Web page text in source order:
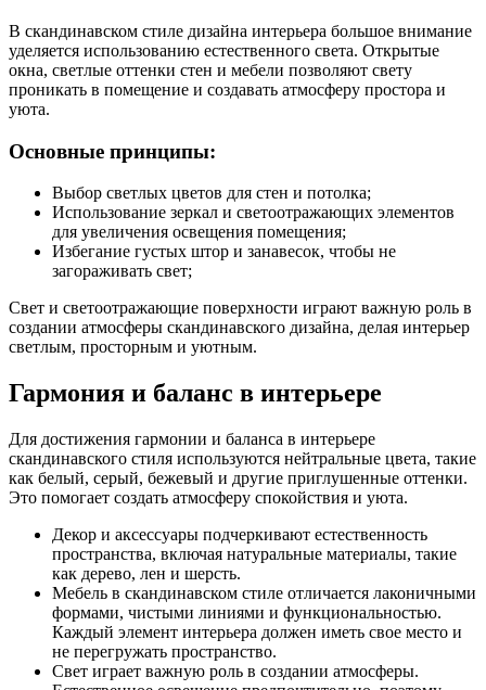
В скандинавском стиле дизайна интерьера большое внимание
уделяется использованию естественного света. Открытые
окна, светлые оттенки стен и мебели позволяют свету
проникать в помещение и создавать атмосферу простора и
уюта.
Основные принципы:
Выбор светлых цветов для стен и потолка;
Использование зеркал и светоотражающих элементов
для увеличения освещения помещения;
Избегание густых штор и занавесок, чтобы не
загораживать свет;
Свет и светоотражающие поверхности играют важную роль в
создании атмосферы скандинавского дизайна, делая интерьер
светлым, просторным и уютным.
Гармония и баланс в интерьере
Для достижения гармонии и баланса в интерьере
скандинавского стиля используются нейтральные цвета, такие
как белый, серый, бежевый и другие приглушенные оттенки.
Это помогает создать атмосферу спокойствия и уюта.
Декор и аксессуары подчеркивают естественность
пространства, включая натуральные материалы, такие
как дерево, лен и шерсть.
Мебель в скандинавском стиле отличается лаконичными
формами, чистыми линиями и функциональностью.
Каждый элемент интерьера должен иметь свое место и
не перегружать пространство.
Свет играет важную роль в создании атмосферы.